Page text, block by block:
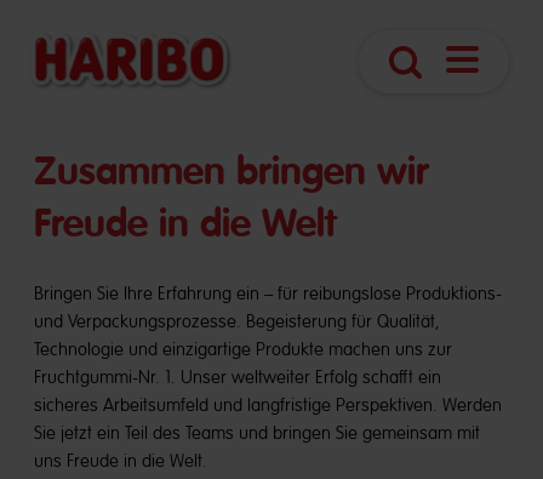
​​Zusammen bringen wir
Freude in die Welt
Bringen Sie Ihre Erfahrung ein – für reibungslose Produktions-
und Verpackungsprozesse. Begeisterung für Qualität,
Technologie und einzigartige Produkte machen uns zur
Fruchtgummi-Nr. 1. Unser weltweiter Erfolg schafft ein
sicheres Arbeitsumfeld und langfristige Perspektiven. Werden
Sie jetzt ein Teil des Teams und bringen Sie gemeinsam mit
uns Freude in die Welt.